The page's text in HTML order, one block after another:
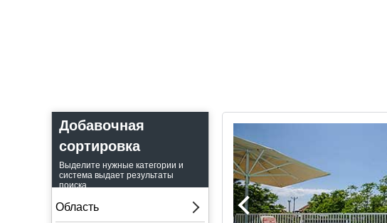
Добавочная
сортировка
Выделите нужные категории и
система выдает результаты
поиска.